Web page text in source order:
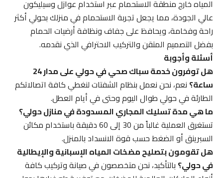
المياه خارج منطقة الاستحمام عبر استخدام عوازل وسيليكون
عالي الجودة، مما يجعل تجربة الاستحمام في منزلك بحولي أكثر
راحة وفخامة، ويحافظ على جفاف ونظافة أرضيات الحمام
بفضل التصميم المتقن والتركيب الاحترافي الذي نقدمه.
أسئلة وأجوبة
هل توفرون خدمة سباك صحي في حولي على مدار 24
ساعة؟نعم، نحن نعمل بنظام الشفتات لنغطي كافة اتصالاتكم
الطارئة في حولي طوال اليوم وحتى في أيام العطل.
ما هي مدة تسليك المجاري المسدودة في منازل حولي؟
تستغرق العملية غالباً من 30 إلى 60 دقيقة باستخدام مكائن
السبرينق أو الضغط حسب قوة الانسداد بالمنزل.
هل تقومون بتصليح مضخات المياه الإسبانية والإيطالية
في حولي؟بالتأكيد، نحن متخصصون في صيانة وتركيب كافة